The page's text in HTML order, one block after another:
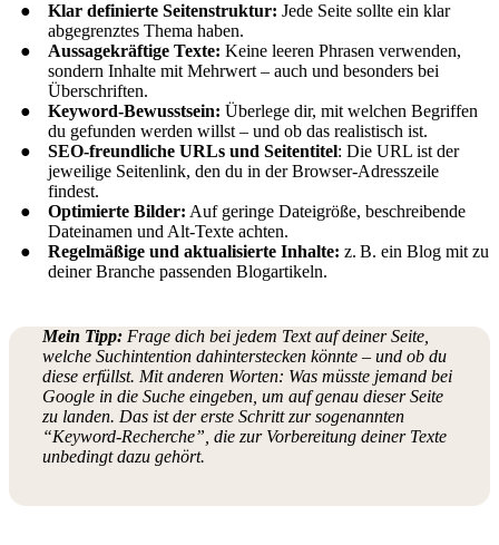
Klar definierte Seitenstruktur: Jede Seite sollte ein klar
abgegrenztes Thema haben.
Aussagekräftige Texte: Keine leeren Phrasen verwenden,
sondern Inhalte mit Mehrwert – auch und besonders bei
Überschriften.
Keyword-Bewusstsein: Überlege dir, mit welchen Begriffen
du gefunden werden willst – und ob das realistisch ist.
SEO-freundliche URLs und Seitentitel: Die URL ist der
jeweilige Seitenlink, den du in der Browser-Adresszeile
findest.
Optimierte Bilder: Auf geringe Dateigröße, beschreibende
Dateinamen und Alt-Texte achten.
Regelmäßige und aktualisierte Inhalte: z. B. ein Blog mit zu
deiner Branche passenden Blogartikeln.
Mein Tipp: Frage dich bei jedem Text auf deiner Seite,
welche Suchintention dahinterstecken könnte – und ob du
diese erfüllst. Mit anderen Worten: Was müsste jemand bei
Google in die Suche eingeben, um auf genau dieser Seite
zu landen. Das ist der erste Schritt zur sogenannten
“Keyword-Recherche”, die zur Vorbereitung deiner Texte
unbedingt dazu gehört.